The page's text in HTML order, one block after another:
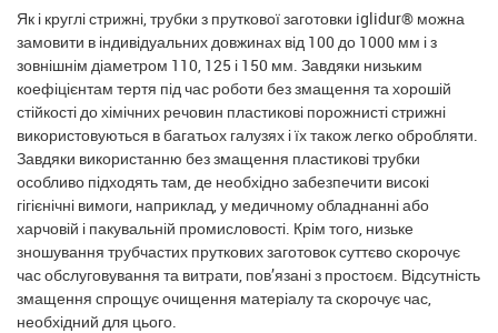
Як і круглі стрижні, трубки з пруткової заготовки iglidur® можна
замовити в індивідуальних довжинах від 100 до 1000 мм і з
зовнішнім діаметром 110, 125 і 150 мм. Завдяки низьким
коефіцієнтам тертя під час роботи без змащення та хорошій
стійкості до хімічних речовин пластикові порожнисті стрижні
використовуються в багатьох галузях і їх також легко обробляти.
Завдяки використанню без змащення пластикові трубки
особливо підходять там, де необхідно забезпечити високі
гігієнічні вимоги, наприклад, у медичному обладнанні або
харчовій і пакувальній промисловості. Крім того, низьке
зношування трубчастих пруткових заготовок суттєво скорочує
час обслуговування та витрати, пов’язані з простоєм. Відсутність
змащення спрощує очищення матеріалу та скорочує час,
необхідний для цього.